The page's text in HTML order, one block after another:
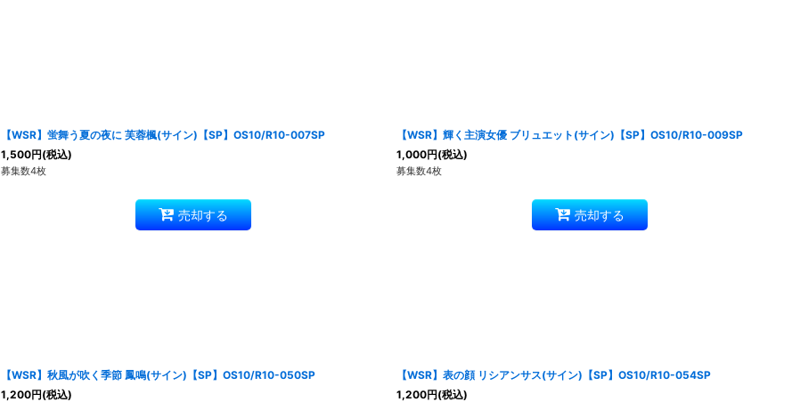
【WSR】蛍舞う夏の夜に 芙蓉楓(サイン)【SP】OS10/R10-007SP
1,500円(税込)
募集数4枚
売却する
【WSR】輝く主演女優 ブリュエット(サイン)【SP】OS10/R10-009SP
1,000円(税込)
募集数4枚
売却する
【WSR】秋風が吹く季節 鳳鳴(サイン)【SP】OS10/R10-050SP
1,200円(税込)
【WSR】表の顔 リシアンサス(サイン)【SP】OS10/R10-054SP
1,200円(税込)